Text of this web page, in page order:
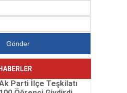
Parti İlçe Teşkilatı